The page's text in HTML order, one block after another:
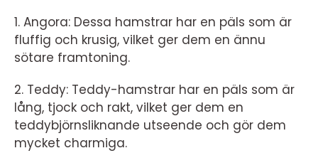
1. Angora: Dessa hamstrar har en päls som är
fluffig och krusig, vilket ger dem en ännu
sötare framtoning.
2. Teddy: Teddy-hamstrar har en päls som är
lång, tjock och rakt, vilket ger dem en
teddybjörnsliknande utseende och gör dem
mycket charmiga.